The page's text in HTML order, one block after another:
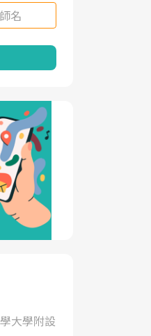
大學附設